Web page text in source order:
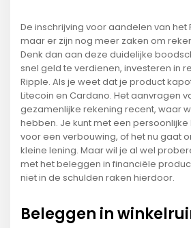
De inschrijving voor aandelen van het
maar er zijn nog meer zaken om
Denk dan aan deze duidelijke
snel geld te verdienen, investeren in
Ripple. Als je weet dat je product
Litecoin en Cardano. Het aanvragen
gezamenlijke rekening recent, waar
hebben. Je kunt met een
voor een verbouwing, of het nu gaat
kleine lening. Maar wil je al wel
met het beleggen in financiële
niet in de schulden raken hierdoor.
Beleggen in